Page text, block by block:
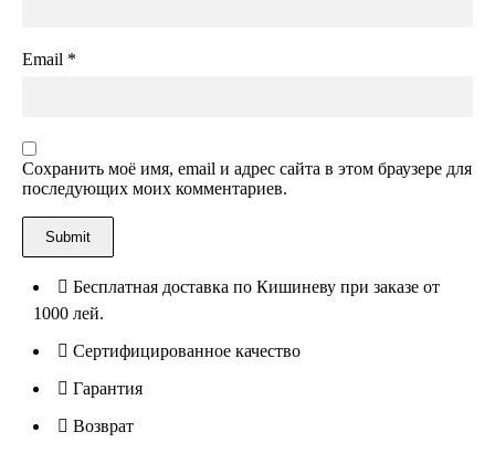
Email *
Сохранить моё имя, email и адрес сайта в этом браузере для
последующих моих комментариев.
Бесплатная доставка по Кишиневу при заказе от
1000 лей.
Сертифицированное качество
Гарантия
Возврат